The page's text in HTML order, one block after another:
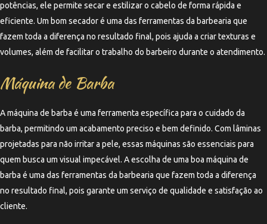
potências, ele permite secar e estilizar o cabelo de forma rápida e
eficiente. Um bom secador é uma das ferramentas da barbearia que
fazem toda a diferença no resultado final, pois ajuda a criar texturas e
volumes, além de facilitar o trabalho do barbeiro durante o atendimento.
Máquina de Barba
A máquina de barba é uma ferramenta específica para o cuidado da
barba, permitindo um acabamento preciso e bem definido. Com lâminas
projetadas para não irritar a pele, essas máquinas são essenciais para
quem busca um visual impecável. A escolha de uma boa máquina de
barba é uma das ferramentas da barbearia que fazem toda a diferença
no resultado final, pois garante um serviço de qualidade e satisfação ao
cliente.